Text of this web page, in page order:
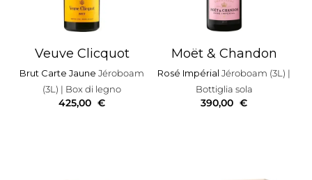
Veuve Clicquot
Brut Carte JauneJéroboam
(3L) | Box di legno
425,00 €
Moët & Chandon
Rosé ImpérialJéroboam (3L) |
Bottiglia sola
390,00 €